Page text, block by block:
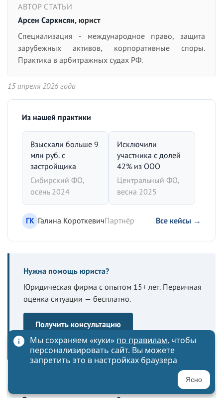
АВТОР СТАТЬИ
Арсен Саркисян, юрист
Специализация - международное право, защита
зарубежных активов, корпоративные споры.
Практика в арбитражных судах РФ.
15 апреля 2026 года
Из нашей практики
Взыскали больше 9
млн руб. с
застройщика
Сибирский ФО,
осень 2024
Исключили
участника с долей
42% из ООО
Центральный ФО,
весна 2025
ГК Галина КороткевичПартнёр Все кейсы →
Нужна помощь юриста?
Юридическая фирма с опытом 15+ лет. Первичная
оценка ситуации — бесплатно.
Получить консультацию
Первичная оценка — бесплатно
Мы сохраняем «куки» по правилам, чтобы
персонализировать сайт. Вы можете
запретить это в настройках браузера
Ясно